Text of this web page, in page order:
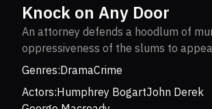
Knock on Any Door
An attorney defends a hoodlum of
oppressiveness of the slums to
Genres:DramaCrime
Actors:Humphrey BogartJohn Derek